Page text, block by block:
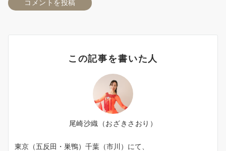
この記事を書いた人
尾崎沙織（おざきさおり）
東京（五反田・巣鴨）千葉（市川）にて、